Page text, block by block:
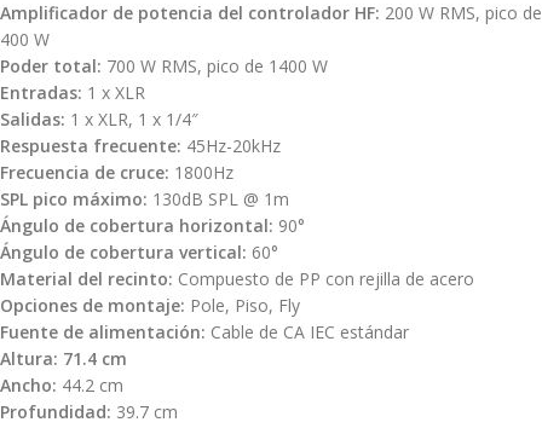
Amplificador de potencia del controlador HF: 200 W RMS, pico de
400 W
Poder total: 700 W RMS, pico de 1400 W
Entradas: 1 x XLR
Salidas: 1 x XLR, 1 x 1/4″
Respuesta frecuente: 45Hz-20kHz
Frecuencia de cruce: 1800Hz
SPL pico máximo: 130dB SPL @ 1m
Ángulo de cobertura horizontal: 90°
Ángulo de cobertura vertical: 60°
Material del recinto: Compuesto de PP con rejilla de acero
Opciones de montaje: Pole, Piso, Fly
Fuente de alimentación: Cable de CA IEC estándar
Altura: 71.4 cm
Ancho: 44.2 cm
Profundidad: 39.7 cm